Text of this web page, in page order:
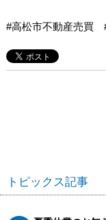
#高松市不動産売買
トピックス記事